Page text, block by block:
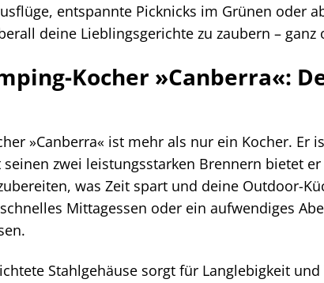
entspannte Picknicks im Grünen oder
deine Lieblingsgerichte zu zaubern – ganz
Kocher »Canberra«:
»Canberra« ist mehr als nur ein Kocher.
zwei leistungsstarken Brennern bietet
was Zeit spart und deine Outdoor-
Mittagessen oder ein aufwendiges
Stahlgehäuse sorgt für Langlebigkeit